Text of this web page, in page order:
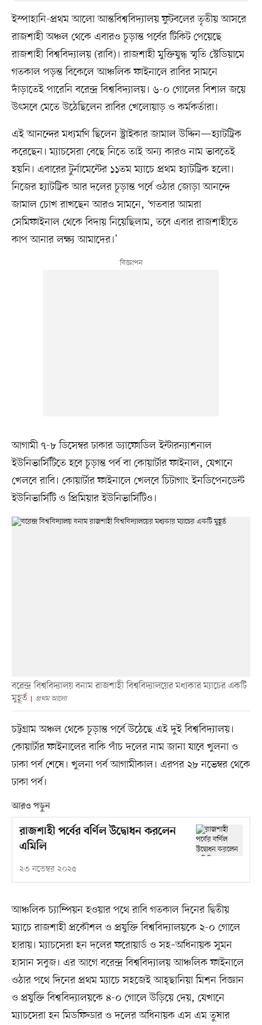
ইস্পাহানি-প্রথম আলো আন্তবিশ্ববিদ্যালয় ফুটবলের তৃতীয় আসরে
রাজশাহী অঞ্চল থেকে এবারও চূড়ান্ত পর্বের টিকিট পেয়েছে
রাজশাহী বিশ্ববিদ্যালয় (রাবি)। রাজশাহী মুক্তিযুদ্ধ স্মৃতি স্টেডিয়ামে
গতকাল পড়ন্ত বিকেলে আঞ্চলিক ফাইনালে রাবির সামনে
দাঁড়াতেই পারেনি বরেন্দ্র বিশ্ববিদ্যালয়। ৬-০ গোলের বিশাল জয়ে
উৎসবে মেতে উঠেছিলেন রাবির খেলোয়াড় ও কর্মকর্তারা।
এই আনন্দের মধ্যমণি ছিলেন স্ট্রাইকার জামাল উদ্দিন—হ্যাটট্রিক
করেছেন। ম্যাচসেরা বেছে নিতে তাই অন্য কারও নাম ভাবতেই
হয়নি। এবারের টুর্নামেন্টের ১১তম ম্যাচে প্রথম হ্যাটট্রিক হলো।
নিজের হ্যাটট্রিক আর দলের চূড়ান্ত পর্বে ওঠার জোড়া আনন্দে
জামাল চোখ রাখছেন আরও সামনে, ‘গতবার আমরা
সেমিফাইনাল থেকে বিদায় নিয়েছিলাম, তবে এবার রাজশাহীতে
কাপ আনার লক্ষ্য আমাদের।’
আগামী ৭-৮ ডিসেম্বর ঢাকার ড্যাফোডিল ইন্টারন্যাশনাল
ইউনিভার্সিটিতে হবে চূড়ান্ত পর্ব বা কোয়ার্টার ফাইনাল, যেখানে
খেলবে রাবি। কোয়ার্টার ফাইনালে খেলবে চিটাগাং ইনডিপেনডেন্ট
ইউনিভার্সিটি ও প্রিমিয়ার ইউনিভার্সিটিও।
বরেন্দ্র বিশ্ববিদ্যালয় বনাম রাজশাহী বিশ্ববিদ্যালয়ের মধ্যকার ম্যাচের একটি
মুহূর্ত
প্রথম আলো
চট্টগ্রাম অঞ্চল থেকে চূড়ান্ত পর্বে উঠেছে এই দুই বিশ্ববিদ্যালয়।
কোয়ার্টার ফাইনালের বাকি পাঁচ দলের নাম জানা যাবে খুলনা ও
ঢাকা পর্ব শেষে। খুলনা পর্ব আগামীকাল। এরপর ২৮ নভেম্বর থেকে
ঢাকা পর্ব।
আরও পড়ুন
রাজশাহী পর্বের বর্ণিল উদ্বোধন করলেন
এমিলি
২৩ নভেম্বর ২০২৫
আঞ্চলিক চ্যাম্পিয়ন হওয়ার পথে রাবি গতকাল দিনের দ্বিতীয়
ম্যাচে রাজশাহী প্রকৌশল ও প্রযুক্তি বিশ্ববিদ্যালয়কে ২-০ গোলে
হারায়। ম্যাচসেরা হন দলের ফরোয়ার্ড ও সহ–অধিনায়ক সুমন
হাসান সবুজ। এর আগে বরেন্দ্র বিশ্ববিদ্যালয় আঞ্চলিক ফাইনালে
ওঠার পথে দিনের প্রথম ম্যাচে সহজেই আহ্ছানিয়া মিশন বিজ্ঞান
ও প্রযুক্তি বিশ্ববিদ্যালয়কে ৪-০ গোলে উড়িয়ে দেয়, যেখানে
ম্যাচসেরা হন মিডফিল্ডার ও দলের অধিনায়ক এস এম তুষার